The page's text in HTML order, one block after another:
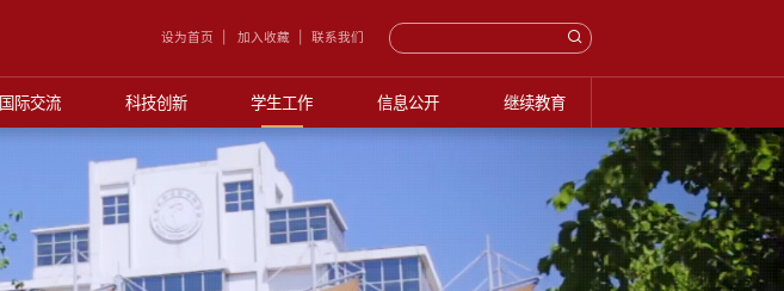
设为首页 加入收藏 联系我们
国际交流 科技创新 学生工作 信息公开 继续教育